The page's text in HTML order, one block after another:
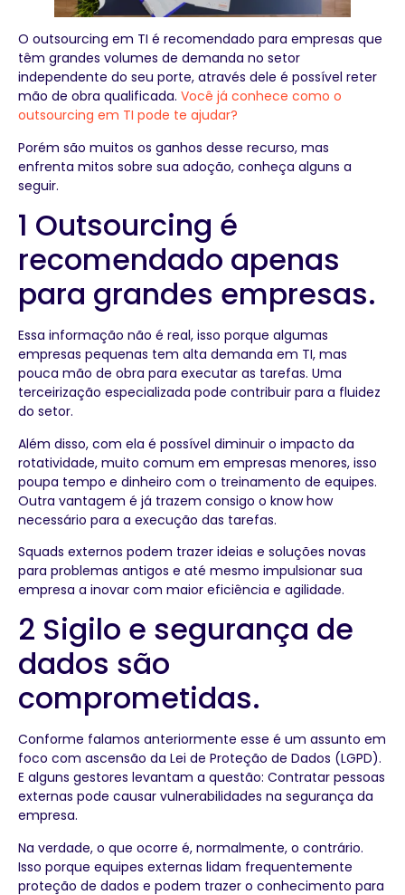
O outsourcing em TI é recomendado para empresas que
têm grandes volumes de demanda no setor
independente do seu porte, através dele é possível reter
mão de obra qualificada. Você já conhece como o
outsourcing em TI pode te ajudar?
Porém são muitos os ganhos desse recurso, mas
enfrenta mitos sobre sua adoção, conheça alguns a
seguir.
1 Outsourcing é
recomendado apenas
para grandes empresas.
Essa informação não é real, isso porque algumas
empresas pequenas tem alta demanda em TI, mas
pouca mão de obra para executar as tarefas. Uma
terceirização especializada pode contribuir para a fluidez
do setor.
Além disso, com ela é possível diminuir o impacto da
rotatividade, muito comum em empresas menores, isso
poupa tempo e dinheiro com o treinamento de equipes.
Outra vantagem é já trazem consigo o know how
necessário para a execução das tarefas.
Squads externos podem trazer ideias e soluções novas
para problemas antigos e até mesmo impulsionar sua
empresa a inovar com maior eficiência e agilidade.
2 Sigilo e segurança de
dados são
comprometidas.
Conforme falamos anteriormente esse é um assunto em
foco com ascensão da Lei de Proteção de Dados (LGPD).
E alguns gestores levantam a questão: Contratar pessoas
externas pode causar vulnerabilidades na segurança da
empresa.
Na verdade, o que ocorre é, normalmente, o contrário.
Isso porque equipes externas lidam frequentemente
proteção de dados e podem trazer o conhecimento para